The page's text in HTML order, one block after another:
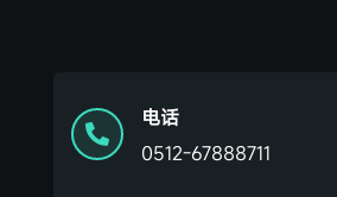

电话
0512-67888711